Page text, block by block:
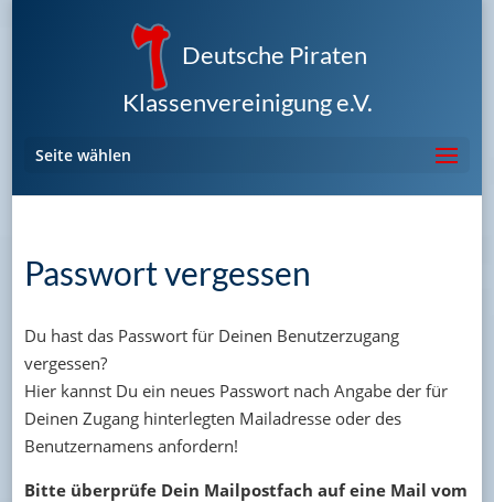
Deutsche Piraten
Klassenvereinigung e.V.
Seite wählen
Passwort vergessen
Du hast das Passwort für Deinen Benutzerzugang
vergessen?
Hier kannst Du ein neues Passwort nach Angabe der für
Deinen Zugang hinterlegten Mailadresse oder des
Benutzernamens anfordern!
Bitte überprüfe Dein Mailpostfach auf eine Mail vom